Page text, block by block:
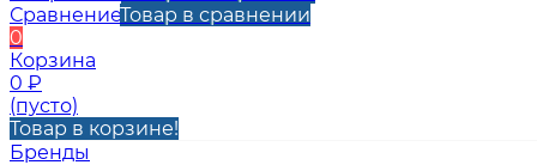
СравнениеТовар в сравнении
0
Корзина
0 ₽
(пусто)
Товар в корзине!
Бренды